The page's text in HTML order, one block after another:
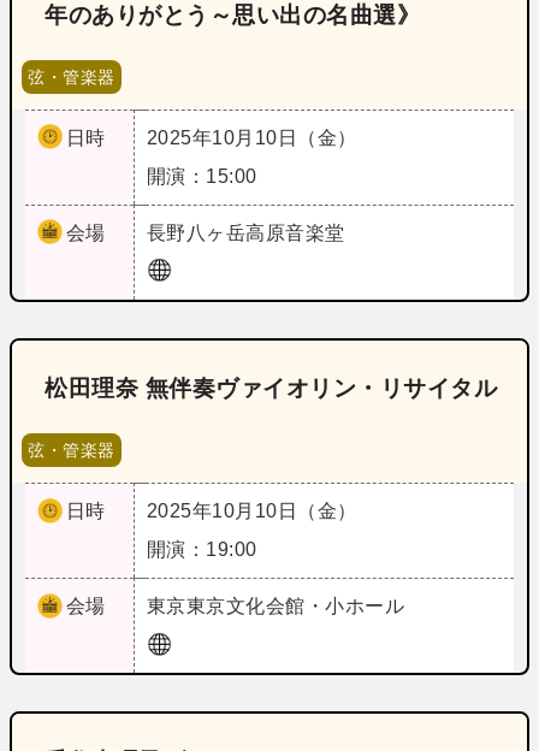
年のありがとう～思い出の名曲選》
弦・管楽器
日時
2025年10月10日（金）
開演：15:00
会場 長野 八ヶ岳高原音楽堂
松田理奈 無伴奏ヴァイオリン・リサイタル
弦・管楽器
日時
2025年10月10日（金）
開演：19:00
会場 東京東京文化会館・小ホール